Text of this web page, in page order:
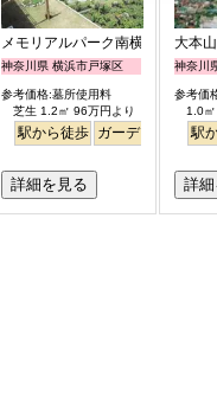
メモリアルパーク南横浜
神奈川県 横浜市戸塚区
参考価格:墓所使用料
芝生 1.2㎡ 96万円より
駅から徒歩 ガーデニング バ
詳細を見る
大本
神奈川
参考価
1.0
駅
詳